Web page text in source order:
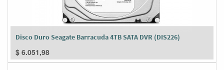
Disco Duro Seagate Barracuda 4TB SATA DVR (DIS226)
$ 6.051,98